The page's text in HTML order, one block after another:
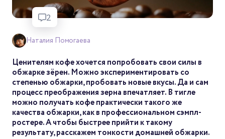
2
Наталия Помогаева
Ценителям кофе хочется попробовать свои силы в
обжарке зёрен. Можно экспериментировать со
степенью обжарки, пробовать новые вкусы. Да и сам
процесс преображения зерна впечатляет. В тигле
можно получать кофе практически такого же
качества обжарки, как в профессиональном сэмпл-
ростере. А чтобы быстрее прийти к такому
результату, расскажем тонкости домашней обжарки.